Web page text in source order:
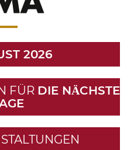
2026
FÜR DIE NӒCHSTE